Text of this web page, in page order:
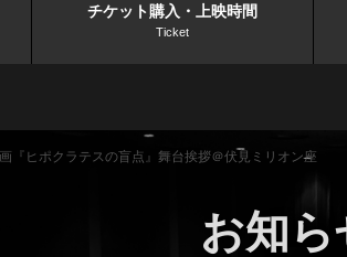
チケット購入・上映時間
Ticket
『ヒポクラテスの盲点』舞台挨拶＠伏見ミリオン座
お知ら